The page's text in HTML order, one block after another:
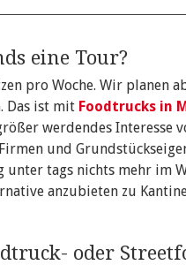
eine Tour?
pro Woche. Wir planen
Das ist mit Foodtrucks in
werdendes Interesse
und
tags nichts mehr im
anzubieten zu
oder